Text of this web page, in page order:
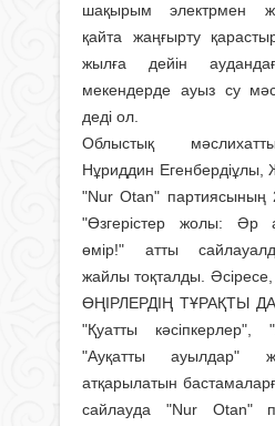
шақырым электрмен
қайта жаңғырту
жылға дейін
мекендерде ауыз су
деді ол.
Облыстық
Нұриддин
"Nur Otan" партиясының
"Өзгерістер жолы: Әр
өмір!" атты
жайлы тоқталды.
ӨҢІРЛЕРДІҢ ТҰРАҚТЫ
"Қуатты
"Ауқатты ауылдар"
атқарылатын
сайлауда "Nur Otan"